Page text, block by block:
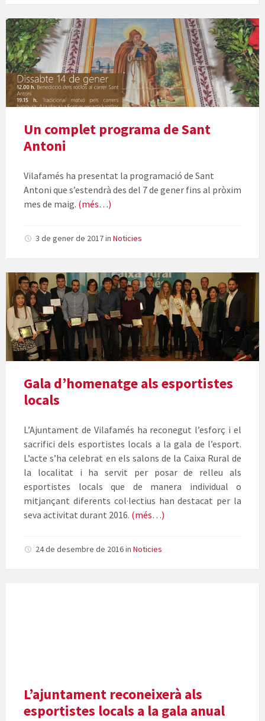
Cartell
del
Sant
Antoni
2017
Un complet programa de Sant
Antoni
Vilafamés ha presentat la programació de Sant
Antoni que s’estendrà des del 7 de gener fins al pròxim
mes de maig. (més…)
3 de gener de 2017in Noticies
Foto
de
grup
premiats
de
la
Gala
De
Gala d’homenatge als esportistes
locals
L’Ajuntament de Vilafamés ha reconegut l’esforç i el
sacrifici dels esportistes locals a la gala de l’esport.
L’acte s’ha celebrat en els salons de la Caixa Rural de
la localitat i ha servit per posar de relleu als
esportistes locals que de manera individual o
mitjançant diferents col·lectius han destacat per la
seva activitat durant 2016. (més…)
24 de desembre de 2016in Noticies
L’ajuntament reconeixerà als
esportistes locals a la gala anual